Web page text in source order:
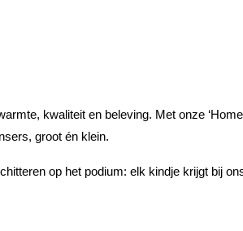
kwaliteit en beleving. Met onze ‘
groot én klein.
op het podium: elk kindje krijgt bij